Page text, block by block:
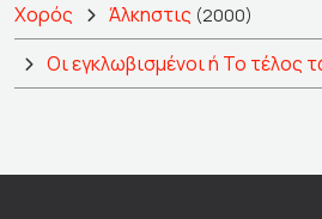
Χορός Άλκηστις (2000)
Οι εγκλωβισμένοι ή Το τέλος